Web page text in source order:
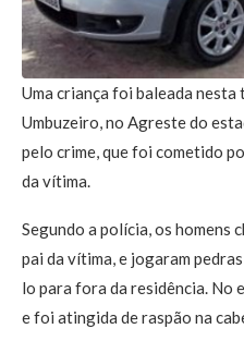
Uma criança foi baleada
Umbuzeiro, no Agreste do
pelo crime, que foi cometido
da vítima.
Segundo a polícia, os homens
pai da vítima, e jogaram
lo para fora da residência. No
e foi atingida de raspão na